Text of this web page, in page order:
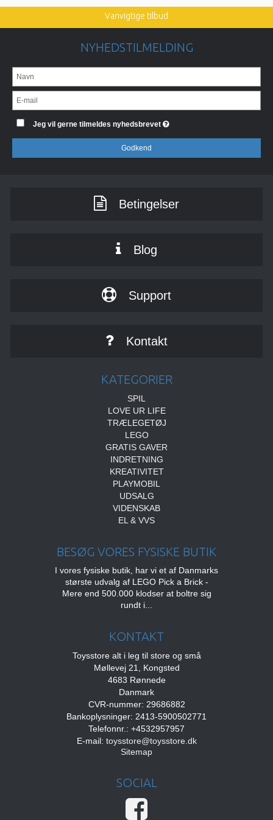
Vanvigtige tilbud
NYHEDSTILMELDING
Jeg vil gerne tilmeldes nyhedsbrevet
Godkend
Betingelser
Blog
Support
Kontakt
KATEGORIER
SPIL
LOVE UR LIFE
TRÆLEGETØJ
LEGO
GRATIS GAVER
INDRETNING
KREATIVITET
PLAYMOBIL
UDSALG
VIDENSKAB
EL & VVS
BESØG VORES FYSISKE BUTIK
I vores fysiske butik, har vi et af Danmarks
største udvalg af LEGO Pick a Brick -
Mere end 500.000 klodser at boltre sig
rundt i...
KONTAKT
Toysstore alt i leg til store og små
Møllevej 21, Kongsted
4683 Rønnede
Danmark
CVR-nummer: 29686882
Bankoplysninger: 2413-5900502771
Telefonnr.: +4532957957
E-mail: toysstore@toysstore.dk
Sitemap
SOCIAL